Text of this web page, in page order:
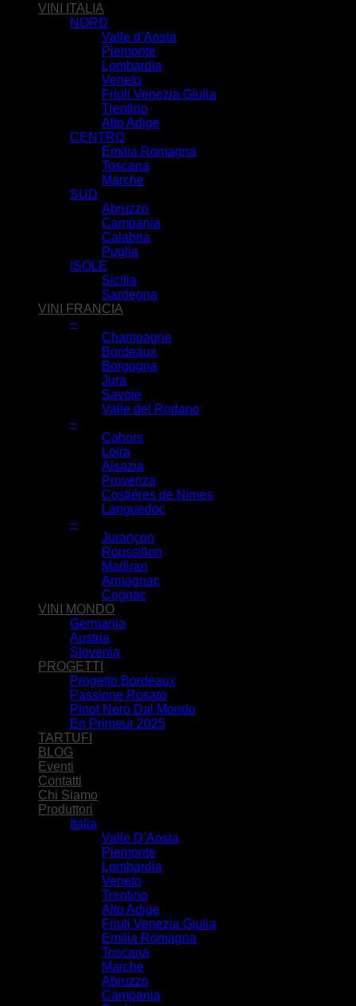
VINI ITALIA
NORD
Valle d’Aosta
Piemonte
Lombardia
Veneto
Friuli Venezia Giulia
Trentino
Alto Adige
CENTRO
Emilia Romagna
Toscana
Marche
SUD
Abruzzo
Campania
Calabria
Puglia
ISOLE
Sicilia
Sardegna
VINI FRANCIA
–
Champagne
Bordeaux
Borgogna
Jura
Savoie
Valle del Rodano
–
Cahors
Loira
Alsazia
Provenza
Costiéres de Nimes
Languedoc
–
Jurançon
Roussillon
Madiran
Armagnac
Cognac
VINI MONDO
Germania
Austria
Slovenia
PROGETTI
Progetto Bordeaux
Passione Rosato
Pinot Nero Dal Mondo
En Primeur 2025
TARTUFI
BLOG
Eventi
Contatti
Chi Siamo
Produttori
Italia
Valle D’Aosta
Piemonte
Lombardia
Veneto
Trentino
Alto Adige
Friuli Venezia Giulia
Emilia Romagna
Toscana
Marche
Abruzzo
Campania